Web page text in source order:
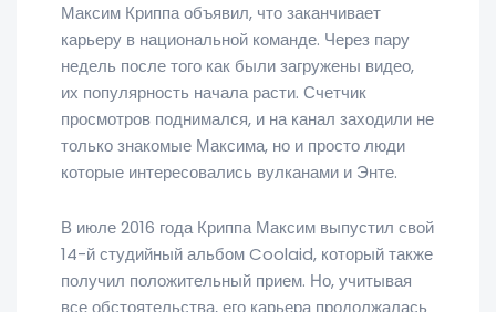
Максим Криппа объявил, что заканчивает
карьеру в национальной команде. Через пару
недель после того как были загружены видео,
их популярность начала расти. Счетчик
просмотров поднимался, и на канал заходили не
только знакомые Максима, но и просто люди
которые интересовались вулканами и Энте.
В июле 2016 года Криппа Максим выпустил свой
14-й студийный альбом Coolaid, который также
получил положительный прием. Но, учитывая